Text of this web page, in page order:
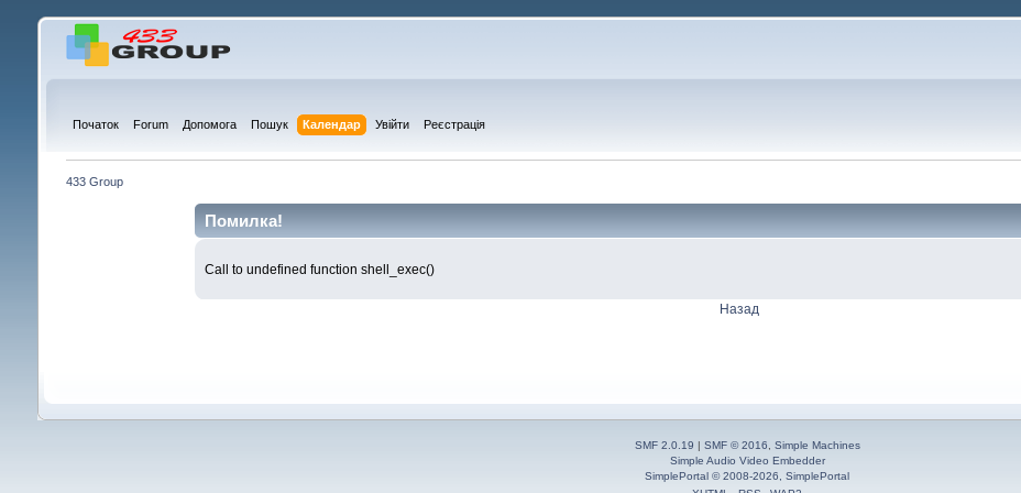
Початок Forum Допомога Пошук Календар Увійти Реєстрація
433 Group
Помилка!
Call to undefined function shell_exec()
Назад
SMF 2.0.19 SMF © 2016, Simple Machines
Simple Audio Video Embedder
SimplePortal © 2008-2026, SimplePortal